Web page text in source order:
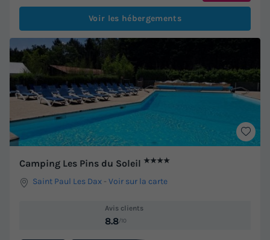
Voir les hébergements
Camping Les Pins du Soleil ★★★★
Saint Paul Les Dax -Voir sur la carte
Avis clients
8.8/10